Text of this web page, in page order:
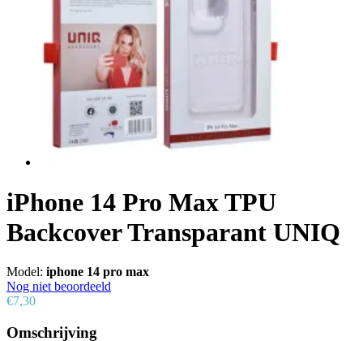
iPhone 14 Pro Max TPU
Backcover Transparant UNIQ
Model: iphone 14 pro max
Nog niet beoordeeld
€7,30
Omschrijving